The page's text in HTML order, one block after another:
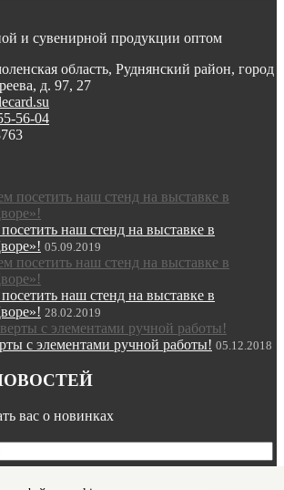
и сувенирной продукции оптом
область, Руднянский район, город
д. 97, 27
56-04
наш стенд на выставке в
05.09.2019
наш стенд на выставке в
28.02.2019
с элементами ручной работы! 05.12.2018
вас о новинках